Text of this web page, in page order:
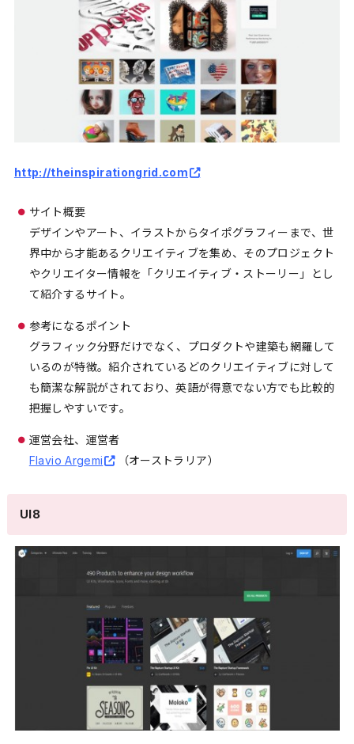
http://theinspirationgrid.com
サイト概要
デザインやアート、イラストからタイポグラフィーまで、世
界中から才能あるクリエイティブを集め、そのプロジェクト
やクリエイター情報を「クリエイティブ・ストーリー」とし
て紹介するサイト。
参考になるポイント
グラフィック分野だけでなく、プロダクトや建築も網羅して
いるのが特徴。紹介されているどのクリエイティブに対して
も簡潔な解説がされており、英語が得意でない方でも比較的
把握しやすいです。
運営会社、運営者
Flavio Argemi
（オーストラリア）
UI8